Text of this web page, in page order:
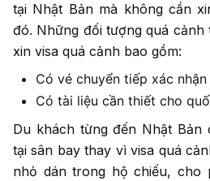
tại Nhật Bản mà không cần
đó. Những đối tượng quá cảnh
xin visa quá cảnh bao gồm:
Có vé chuyển tiếp xác
Có tài liệu cần thiết cho
Du khách từng đến Nhật Bản
tại sân bay thay vì visa quá
nhỏ dán trong hộ chiếu, cho